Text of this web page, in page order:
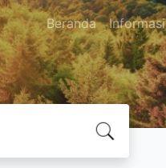
Beranda Informasi